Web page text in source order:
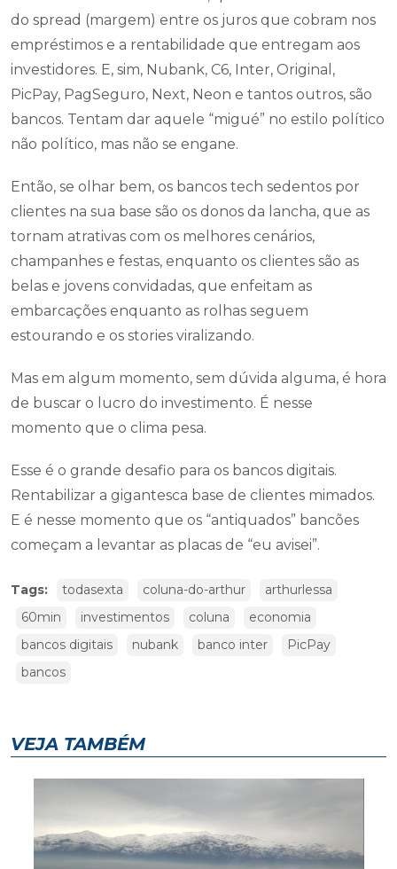
do spread (margem) entre os juros que cobram nos
empréstimos e a rentabilidade que entregam aos
investidores. E, sim, Nubank, C6, Inter, Original,
PicPay, PagSeguro, Next, Neon e tantos outros, são
bancos. Tentam dar aquele “migué” no estilo político
não político, mas não se engane.
Então, se olhar bem, os bancos tech sedentos por
clientes na sua base são os donos da lancha, que as
tornam atrativas com os melhores cenários,
champanhes e festas, enquanto os clientes são as
belas e jovens convidadas, que enfeitam as
embarcações enquanto as rolhas seguem
estourando e os stories viralizando.
Mas em algum momento, sem dúvida alguma, é hora
de buscar o lucro do investimento. É nesse
momento que o clima pesa.
Esse é o grande desafio para os bancos digitais.
Rentabilizar a gigantesca base de clientes mimados.
E é nesse momento que os “antiquados” bancões
começam a levantar as placas de “eu avisei”.
Tags: todasexta coluna-do-arthur
arthurlessa
60min
investimentos coluna
economia
bancos digitais
nubank banco inter
PicPay
bancos
VEJA TAMBÉM